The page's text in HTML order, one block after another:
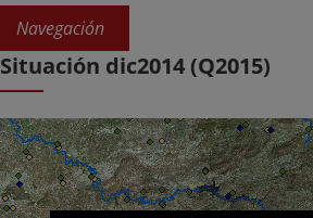
Navegación
Situación dic2014 (Q2015)